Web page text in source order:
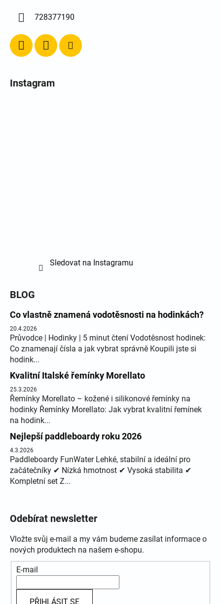
728377190
Instagram
Sledovat na Instagramu
BLOG
Co vlastně znamená vodotěsnosti na hodinkách?
20.4.2026
Průvodce | Hodinky | 5 minut čtení Vodotěsnost hodinek:
Co znamenají čísla a jak vybrat správně Koupili jste si
hodink...
Kvalitní Italské řemínky Morellato
25.3.2026
Řemínky Morellato – kožené i silikonové řemínky na
hodinky Řemínky Morellato: Jak vybrat kvalitní řemínek
na hodink...
Nejlepší paddleboardy roku 2026
4.3.2026
Paddleboardy FunWater Lehké, stabilní a ideální pro
začátečníky ✔ Nízká hmotnost ✔ Vysoká stabilita ✔
Kompletní set Z...
Odebírat newsletter
Vložte svůj e-mail a my vám budeme zasílat informace o
nových produktech na našem e-shopu.
E-mail
PŘIHLÁSIT SE